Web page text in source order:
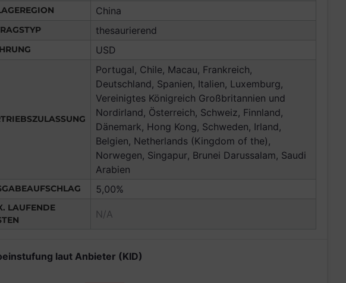
China
thesaurierend
USD
Portugal, Chile, Macau, Frankreich,
Deutschland, Spanien, Italien, Luxemburg,
Vereinigtes Königreich Großbritannien und
Nordirland, Österreich, Schweiz, Finnland,
Dänemark, Hong Kong, Schweden, Irland,
Belgien, Netherlands (Kingdom of the),
Norwegen, Singapur, Brunei Darussalam, Saudi
Arabien
5,00%
LAUFENDE
N/A
laut Anbieter (KID)